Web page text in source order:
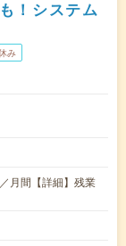
！システム
み
月間【詳細】残業